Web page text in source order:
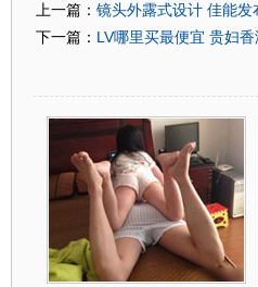
上一篇： 镜头外露式设计 佳能
下一篇： LV哪里买最便宜 贵妇